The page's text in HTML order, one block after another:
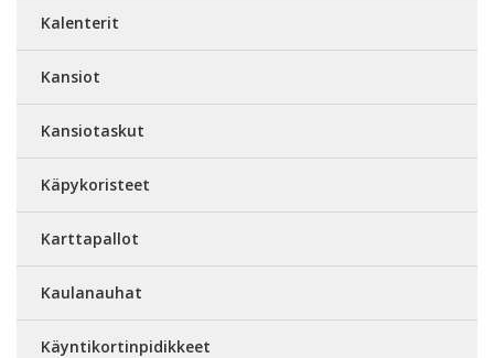
Kalenterit
Kansiot
Kansiotaskut
Käpykoristeet
Karttapallot
Kaulanauhat
Käyntikortinpidikkeet